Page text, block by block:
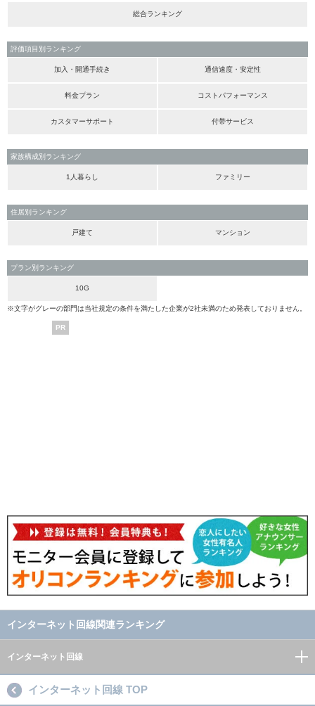
総合ランキング
評価項目別ランキング
加入・開通手続き 通信速度・安定性
料金プラン コストパフォーマンス
カスタマーサポート 付帯サービス
家族構成別ランキング
1人暮らし ファミリー
住居別ランキング
戸建て マンション
プラン別ランキング
10G
※文字がグレーの部門は当社規定の条件を満たした企業が2社未満のため発表しておりません。
PR
インターネット回線関連ランキング
インターネット回線
インターネット回線 TOP